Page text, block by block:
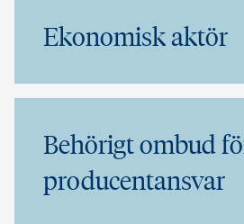
Ekonomisk aktör
Behörigt ombud
producentansvar